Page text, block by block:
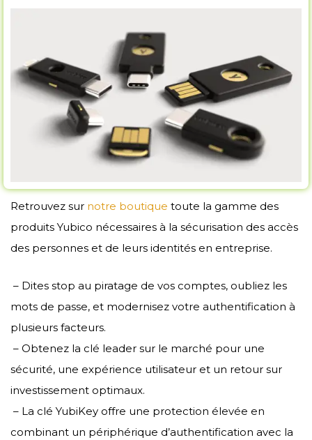
Retrouvez sur notre boutique toute la gamme des
produits Yubico nécessaires à la sécurisation des accès
des personnes et de leurs identités en entreprise.
– Dites stop au piratage de vos comptes, oubliez les
mots de passe, et modernisez votre authentification à
plusieurs facteurs.
– Obtenez la clé leader sur le marché pour une
sécurité, une expérience utilisateur et un retour sur
investissement optimaux.
– La clé YubiKey offre une protection élevée en
combinant un périphérique d’authentification avec la